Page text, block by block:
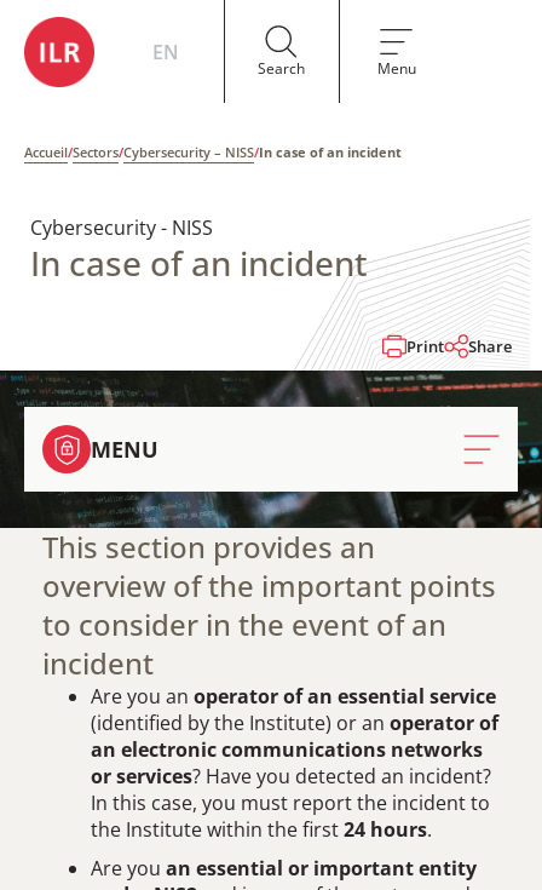
EN
Search Menu
Accueil/Sectors/Cybersecurity – NISS/In case of an incident
Cybersecurity - NISS
In case of an incident
Print Share
MENU
This section provides an
overview of the important points
to consider in the event of an
incident
Are you an operator of an essential service
(identified by the Institute) or an operator of
an electronic communications networks
or services? Have you detected an incident?
In this case, you must report the incident to
the Institute within the first24 hours.
Are you an essential or important entity